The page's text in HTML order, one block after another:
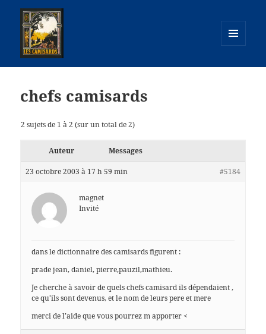
WIDGETS
chefs camisards
2 sujets de 1 à 2 (sur un total de 2)
Auteur Messages
23 octobre 2003 à 17 h 59 min #5184
magnet
Invité
dans le dictionnaire des camisards figurent :
prade jean, daniel, pierre,pauzil,mathieu.
Je cherche à savoir de quels chefs camisard ils dépendaient ,
ce qu’ils sont devenus, et le nom de leurs pere et mere
merci de l’aide que vous pourrez m apporter <